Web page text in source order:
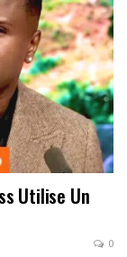
Utilise Un
0